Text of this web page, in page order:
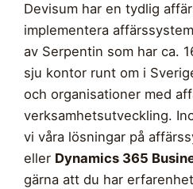
Devisum har en tydlig
implementera
av Serpentin som har ca.
sju kontor runt om i
och organisationer med
verksamhetsutveckling.
vi våra lösningar på
eller Dynamics 365
gärna att du har